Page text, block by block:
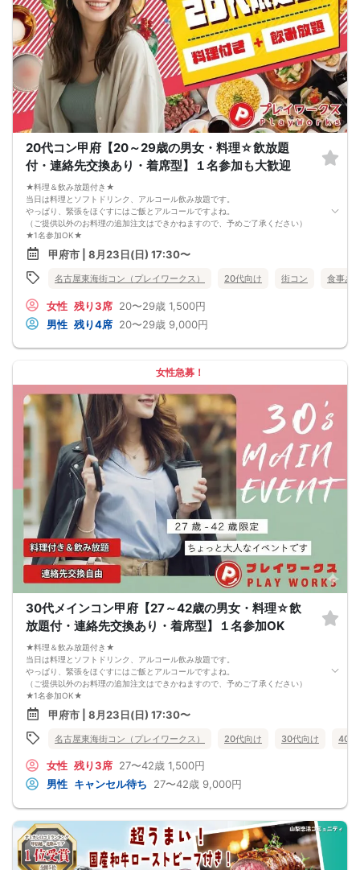
です。にぎやかな雰囲気の中でも、お相手の人柄を知りやすいイベントです。
🌼 【本イベントの3つのおすすめポイント】
・ビンゴ大会で自然に盛り上がりやすい！
・ディズニーチケットや巨大ぬいぐるみが当るチャンスあり
・MAX20人対20人＆お酒ありで、楽しく交流しやすい！
📋 【イベント概要】
所要時間： 約2時間15分
進行形式： グループトーク ＋ 席替え ＋ ビンゴ大会 ＋ 個別トーク
ご飲食： あり（お食事・ドリンクなど）
対象： 32～43歳くらいの独身男女
募集人数： 最大20対20程度
⚠️ 注意事項【キャンセルポリシー】
開催前日までに最小催行人数（5対5）に満たない場合は中止となります。不催行
の際は前日までにご連絡いたします（急なキャンセルによる不催行時も都度ご連
絡します）。
3日前より発生するキャンセル料については、運営上キャンセル料（活動費）が発
生することがございます。（一般参加費100％）
一度お申し込みをされたパーティーをキャンセルする場合：オミカレのシステム
上「キャンセル処理料（2,000円）」が発生します。
※一度キャンセルしたパーティーを再度ご予約された場合でも、≪キャンセル処理
の回数≫に応じてキャンセル処理費が発生いたします。
キャンセル料の支払いは銀行振り込みとなります。（後日振込先をご連絡させて
頂きます）
メールの確認ミスによるキャンセルはキャンセル料発生対象となってしまいま
す。ご注意ください。
20代コン甲府【20～29歳の男女・料理☆飲放題
付・連絡先交換あり・着席型】１名参加も大歓迎
★料理＆飲み放題付き★
当日は料理とソフトドリンク、アルコール飲み放題です。
やっぱり、緊張をほぐすにはご飯とアルコールですよね。
（ご提供以外のお料理の追加注文はできかねますので、予めご了承ください）
★1名参加OK★
他の1名参加の方とペアになりますし、友達作りにも最適です。
基本的には２：２のグループトークとなります。
（１：１でのトークはございませんので、予めご了承ください）
★プロフィールカードにより会話のキッカケもバッチリ★
なんてことは絶対ありません！
プロフィールカードを活用し、「はじめまして」から会話を楽しみましょう。
★完全着席型・連絡先交換は自由★
換ができなかった」なんてことはありません。
（連絡先交換は席替え時間までに円滑に行ってください）
---------------------------
【お客様へのお願い】
1. ２名様以上でのご参加は必ず同性同士でお申し込みください。
2. 服装の指定はございません。多くのお客様はカジュアルな格好でおこしになら
れています。
3. 開催判断はイベント前日の時点で男性３名・女性３名以上のお申し込みからに
なりますが、当日に参加者のキャンセルで比率が崩れた場合や開催判断人数を下
回った場合、一切返金などの保証はいたしませんのでご了承ください。
4. イベントページ内の「お申し込み状況」等はキャンセルなどで当日の参加人
数、男女比率と異なる可能性がございます。
5. 当日は店舗の外ではなく店舗内で受付いたします。店内に入り店員に「街コン
で来た」旨をお伝えください。
6. お釣りの用意はございませんので、出ないようにご準備お願いします。
7. 当日は年齢確認のできる身分証をお持ちください。イベントの対象年齢でない
ことが発覚した場合、参加費を全額徴収し返金はいたしかねます。
8. 15分以上の遅刻はキャンセルとみなす可能性があります。
9. 当日受付にお越しになってからのキャンセル、途中キャンセルは出来ません。
泊費、通信費等の返金は行いません。
11. 領収書の発行はいたしかねます。
お申し込みが完了した時点で上記すべての事項に同意したと判断いたします。
8/23(日)20代夜コン甲府
甲府市 | 8月23日(日) 17:30〜
名古屋東海街コン（プレイワークス） 20代向け 街コン 食事あ
女性 残り3席 20〜29歳 1,500円
男性 残り4席 20〜29歳 9,000円
女性急募！
30代メインコン甲府【27～42歳の男女・料理☆飲
放題付・連絡先交換あり・着席型】１名参加OK
★料理＆飲み放題付き★
当日は料理とソフトドリンク、アルコール飲み放題です。
やっぱり、緊張をほぐすにはご飯とアルコールですよね。
（ご提供以外のお料理の追加注文はできかねますので、予めご了承ください）
★1名参加OK★
他の1名参加の方とペアになりますし、友達作りにも最適です。
基本的には２：２のグループトークとなります。
（１：１でのトークはございませんので、予めご了承ください）
★プロフィールカードにより会話のキッカケもバッチリ★
なんてことは絶対ありません！
プロフィールカードを活用し、「はじめまして」から会話を楽しみましょう。
★完全着席型・連絡先交換は自由★
換ができなかった」なんてことはありません。
（連絡先交換は席替え時間までに円滑に行ってください）
---------------------------
【お客様へのお願い】
甲府市 | 8月23日(日) 17:30〜
名古屋東海街コン（プレイワークス） 20代向け 30代向け 40代
女性 残り3席 27〜42歳 1,500円
男性 キャンセル待ち 27〜42歳 9,000円